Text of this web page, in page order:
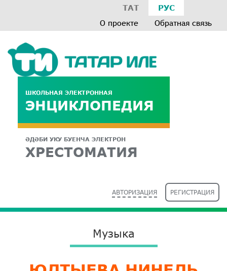
ТАТ РУС
О проекте Обратная связь
ШКОЛЬНАЯ ЭЛЕКТРОННАЯ
ЭНЦИКЛОПЕДИЯ
ӘДӘБИ УКУ БУЕНЧА ЭЛЕКТРОН
ХРЕСТОМАТИЯ
АВТОРИЗАЦИЯ РЕГИСТРАЦИЯ
Музыка